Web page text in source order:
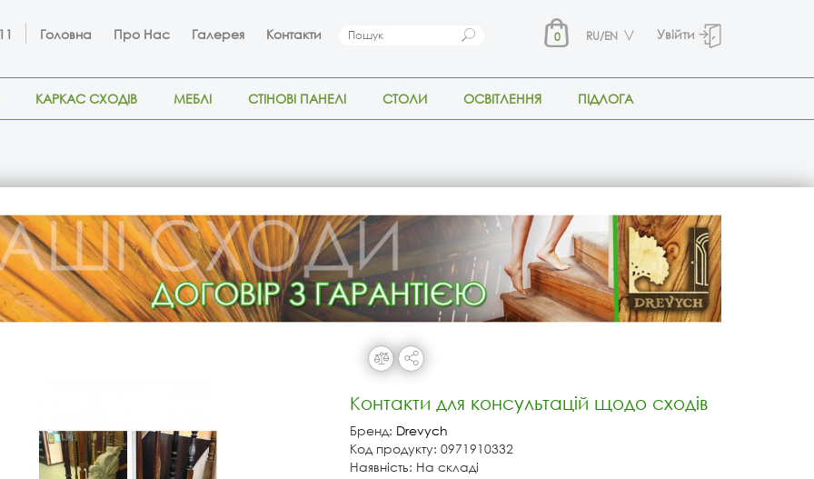
Головна Про Нас Галерея Контакти 0 RU/EN Увійти
КАРКАС СХОДІВ МЕБЛІ СТІНОВІ ПАНЕЛІ СТОЛИ ОСВІТЛЕННЯ ПІДЛОГА
Контакти для консультацій щодо сходів
Бренд: Drevych
Код продукту: 0971910332
Наявність: На складі